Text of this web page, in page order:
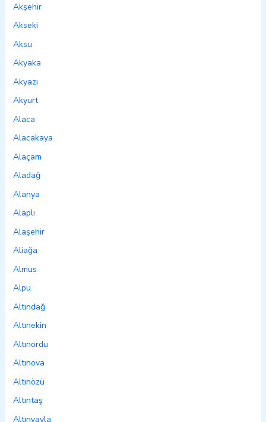
Akşehir
Akseki
Aksu
Akyaka
Akyazı
Akyurt
Alaca
Alacakaya
Alaçam
Aladağ
Alanya
Alaplı
Alaşehir
Aliağa
Almus
Alpu
Altındağ
Altınekin
Altınordu
Altınova
Altınözü
Altıntaş
Altınyayla